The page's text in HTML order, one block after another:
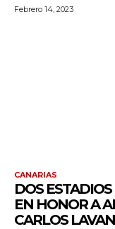
Febrero 14, 2023
CANARIAS
DOS
EN HONOR A
CARLOS